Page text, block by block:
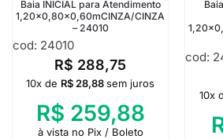
Baia INICIAL para Atendimento
1,20×0,80×0,60mCINZA/CINZA
– 24010
cod: 24010
R$ 288,75
10x de R$ 28,88sem juros
R$ 259,88
à vista no Pix / Boleto
cod:
10x